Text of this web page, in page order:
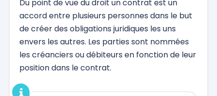
Du point de vue du droit un contrat est un
accord entre plusieurs personnes dans le but
de créer des obligations juridiques les uns
envers les autres. Les parties sont nommées
les créanciers ou débiteurs en fonction de leur
position dans le contrat.